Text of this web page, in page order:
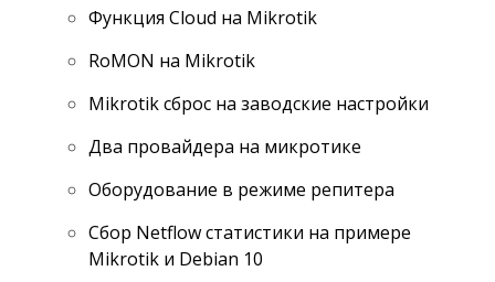
Функция Cloud на Mikrotik
RoMON на Mikrotik
Mikrotik сброс на заводские настройки
Два провайдера на микротике
Оборудование в режиме репитера
Сбор Netflow статистики на примере
Mikrotik и Debian 10